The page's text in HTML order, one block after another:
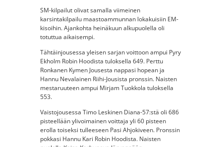
SM-kilpailut olivat samalla viimeinen
karsintakilpailu maastoammunnan lokakuisiin EM-
kisoihin. Ajankohta heinäkuun alkupuolella oli
totuttua aikaisempi.
Tähtäinjousessa yleisen sarjan voittoon ampui Pyry
Ekholm Robin Hoodista tuloksella 649. Perttu
Ronkanen Kymen Jousesta nappasi hopean ja
Hannu Nevalainen Riihi-Jousista pronssin. Naisten
mestaruuteen ampui Mirjam Tuokkola tuloksella
553.
Vaistojousessa Timo Leskinen Diana-57:stä oli 686
pisteellään ylivoimainen voittaja yli 60 pisteen
erolla toiseksi tulleeseen Pasi Ahjokiveen. Pronssin
pokkasi Hannu Kari Robin Hoodista. Naisten